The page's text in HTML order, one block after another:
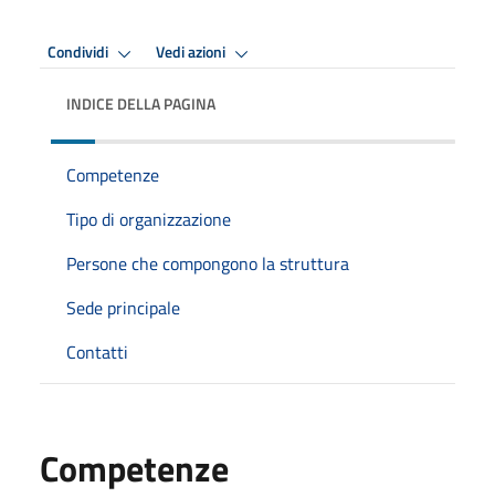
Condividi Vedi azioni
INDICE DELLA PAGINA
Competenze
Tipo di organizzazione
Persone che compongono la struttura
Sede principale
Contatti
Competenze